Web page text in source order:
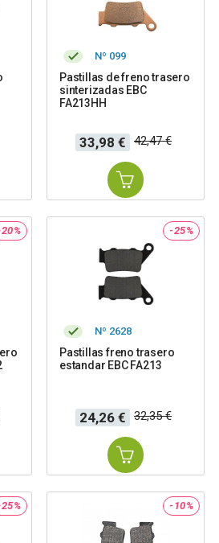
Nº 099
Pastillas de freno trasero
sinterizadas EBC
FA213HH
Precio
33,98 €
Precio
base
42,47 €
-25%
Nº 2628
Pastillas freno trasero
estandar EBC FA213
Precio
24,26 €
Precio
base
32,35 €
-10%